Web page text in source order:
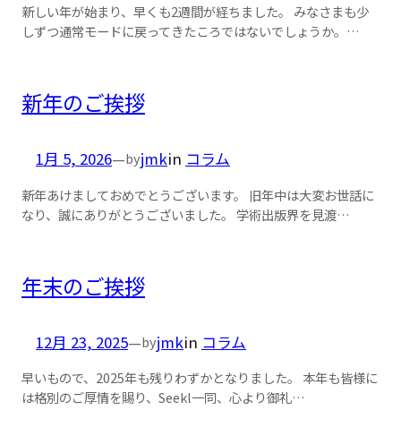
新しい年が始まり、早くも2週間が経ちました。 みなさまも少
しずつ通常モードに戻ってきたころではないでしょうか。…
新年のご挨拶
1月 5, 2026—byjmkin コラム
新年あけましておめでとうございます。 旧年中は大変お世話に
なり、誠にありがとうございました。 学術出版界を見渡…
年末のご挨拶
12月 23, 2025—byjmkin コラム
早いもので、2025年も残りわずかとなりました。 本年も皆様に
は格別のご厚情を賜り、Seekl一同、心より御礼…